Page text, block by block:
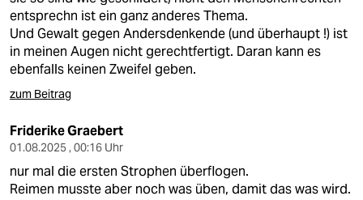
entsprechn ist ein ganz anderes Thema.
Und Gewalt gegen Andersdenkende (und überhaupt !) ist
in meinen Augen nicht gerechtfertigt. Daran kann es
ebenfalls keinen Zweifel geben.
zum Beitrag
Friderike Graebert
01.08.2025 , 00:16 Uhr
nur mal die ersten Strophen überflogen.
Reimen musste aber noch was üben, damit das was wird.